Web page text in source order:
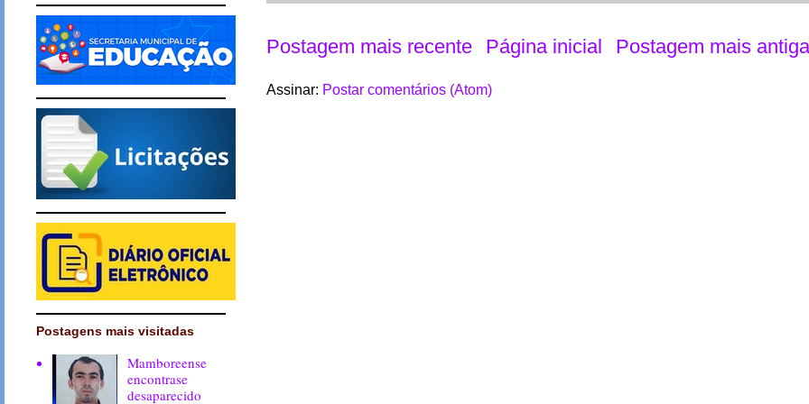
Postagem mais recente Postagem mais antiga
Página inicial
Assinar: Postar comentários (Atom)
Postagens mais visitadas
Mamboreense
encontrase
desaparecido